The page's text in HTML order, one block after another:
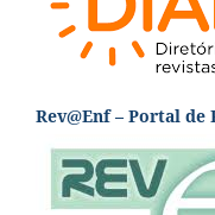
Rev@Enf – Portal